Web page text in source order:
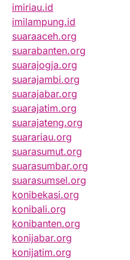
imiriau.id
imilampung.id
suaraaceh.org
suarabanten.org
suarajogja.org
suarajambi.org
suarajabar.org
suarajatim.org
suarajateng.org
suarariau.org
suarasumut.org
suarasumbar.org
suarasumsel.org
konibekasi.org
konibali.org
konibanten.org
konijabar.org
konijatim.org